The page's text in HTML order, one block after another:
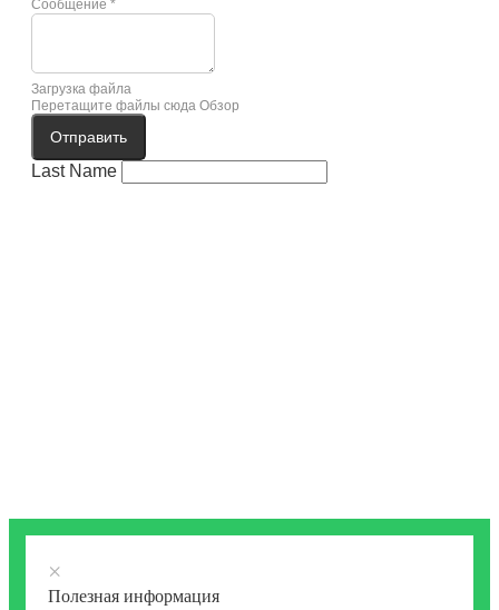
Сообщение *
Загрузка файла
Перетащите файлы сюда Обзор
Отправить
Last Name
×
Полезная информация